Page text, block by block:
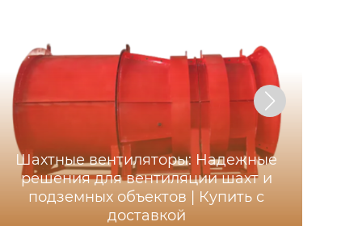
Шахтные вентиляторы: Надежные
решения для вентиляции шахт и
подземных объектов | Купить с
доставкой